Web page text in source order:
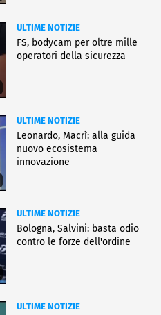
ULTIME NOTIZIE
FS, bodycam per oltre mille
operatori della sicurezza
ULTIME NOTIZIE
Leonardo, Macrì: alla guida
nuovo ecosistema
innovazione
ULTIME NOTIZIE
Bologna, Salvini: basta odio
contro le forze dell'ordine
ULTIME NOTIZIE